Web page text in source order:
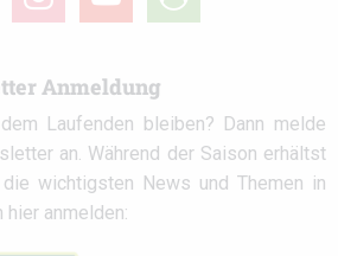
circle
Anmeldung
Laufenden bleiben? Dann melde
an. Während der Saison erhältst
wichtigsten News und Themen in
anmelden: